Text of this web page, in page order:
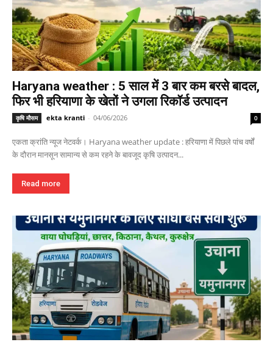
Haryana weather : 5 साल में 3 बार कम बरसे बादल,
फिर भी हरियाणा के खेतों ने उगला रिकॉर्ड उत्पादन
कृषि मौसम ekta kranti - 04/06/2026 0
एकता क्रांति न्यूज नेटवर्क। Haryana weather update : हरियाणा में पिछले पांच वर्षों
के दौरान मानसून सामान्य से कम रहने के बावजूद कृषि उत्पादन...
Read more